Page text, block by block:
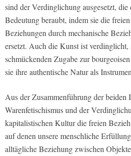
sind der Verdinglichung ausgesetzt,
Bedeutung beraubt, indem sie die
Beziehungen durch mechanische
ersetzt. Auch die Kunst ist verdinglicht,
schmückenden Zugabe zur
sie ihre authentische Natur als
Aus der Zusammenführung der beiden
Warenfetischismus und der
kapitalistischen Kultur die freien
auf denen unsere menschliche
alltägliche Beziehung zwischen